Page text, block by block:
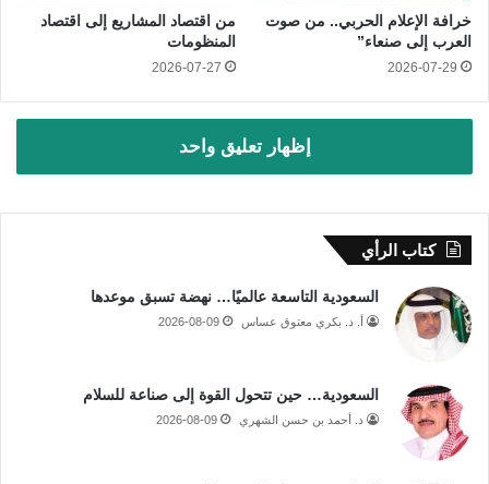
خرافة الإعلام الحربي.. من صوت
العرب إلى صنعاء”
2026-07-29
من اقتصاد المشاريع إلى اقتصاد
المنظومات
2026-07-27
إظهار تعليق واحد
كتاب الرأي
السعودية التاسعة عالميًا… نهضة تسبق موعدها
أ. د. بكري معتوق عساس 2026-08-09
السعودية… حين تتحول القوة إلى صناعة للسلام
د. أحمد بن حسن الشهري 2026-08-09